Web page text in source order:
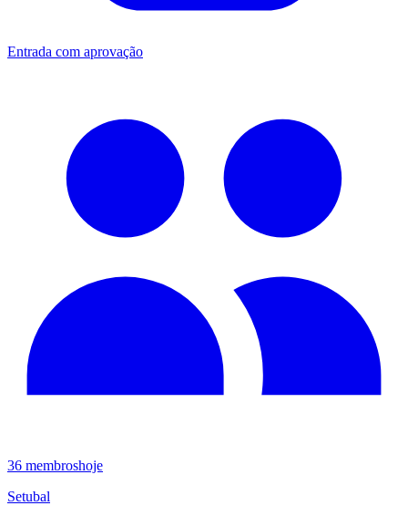
Entrada com aprovação
36 membroshoje
Setubal